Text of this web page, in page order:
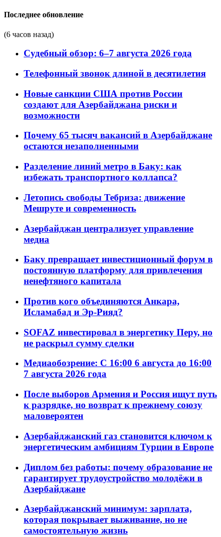
Последнее обновление
(6 часов назад)
Судебный обзор: 6–7 августа 2026 года
Телефонный звонок длиной в десятилетия
Новые санкции США против России
создают для Азербайджана риски и
возможности
Почему 65 тысяч вакансий в Азербайджане
остаются незаполненными
Разделение линий метро в Баку: как
избежать транспортного коллапса?
Летопись свободы Тебриза: движение
Мешруте и современность
Азербайджан централизует управление
медиа
Баку превращает инвестиционный форум в
постоянную платформу для привлечения
ненефтяного капитала
Против кого объединяются Анкара,
Исламабад и Эр-Рияд?
SOFAZ инвестировал в энергетику Перу, но
не раскрыл сумму сделки
Медиаобозрение: С 16:00 6 августа до 16:00
7 августа 2026 года
После выборов Армения и Россия ищут путь
к разрядке, но возврат к прежнему союзу
маловероятен
Азербайджанский газ становится ключом к
энергетическим амбициям Турции в Европе
Диплом без работы: почему образование не
гарантирует трудоустройство молодёжи в
Азербайджане
Азербайджанский минимум: зарплата,
которая покрывает выживание, но не
самостоятельную жизнь